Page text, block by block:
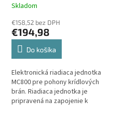
Priemerné
produktu
je
5,0
hviezdičiek.
Skladom
€158,52 bez DPH
€194,98
Do košíka
Elektronická riadiaca jednotka
MC800 pre pohony krídlových
brán. Riadiaca jednotka je
pripravená na zapojenie k